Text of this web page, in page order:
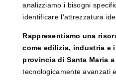
analizziamo i bisogni
identificare l’attrezzatura
Rappresentiamo una
come edilizia, industria e
provincia di Santa Maria a
tecnologicamente avanzati